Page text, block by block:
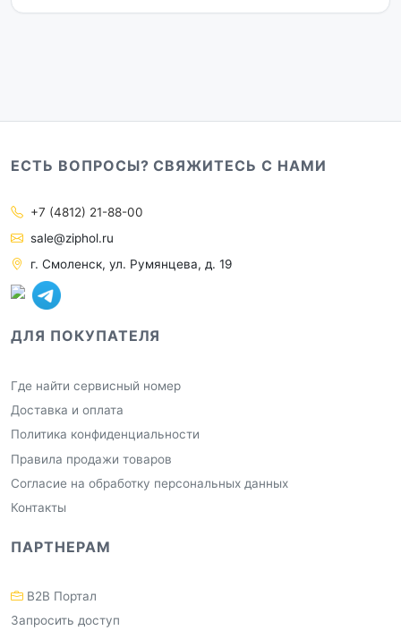
ЕСТЬ ВОПРОСЫ? СВЯЖИТЕСЬ С НАМИ
+7 (4812) 21-88-00
sale@ziphol.ru
г. Смоленск, ул. Румянцева, д. 19
ДЛЯ ПОКУПАТЕЛЯ
Где найти сервисный номер
Доставка и оплата
Политика конфиденциальности
Правила продажи товаров
Согласие на обработку персональных данных
Контакты
ПАРТНЕРАМ
B2B Портал
Запросить доступ